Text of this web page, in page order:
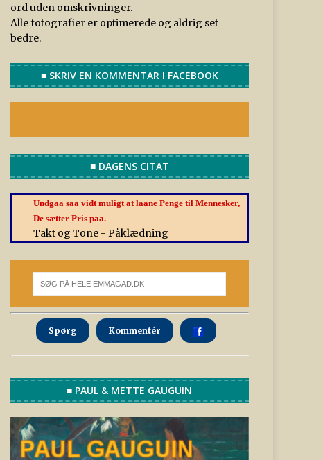
ord uden omskrivninger.
Alle fotografier er optimerede og aldrig set
bedre.
■ SKRIV EN KOMMENTAR I FACEBOOK
■ DAGENS CITAT
Undgaa saa vidt muligt at laane Penge til Mennesker,
De sætter Pris paa.
Takt og Tone - Påklædning
Spørg Kommentér
■ PAUL & METTE GAUGUIN